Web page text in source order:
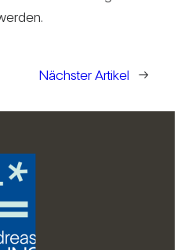
Nächster Artikel
→